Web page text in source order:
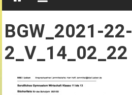
BGW_2021-22-
2_V_14_02_22